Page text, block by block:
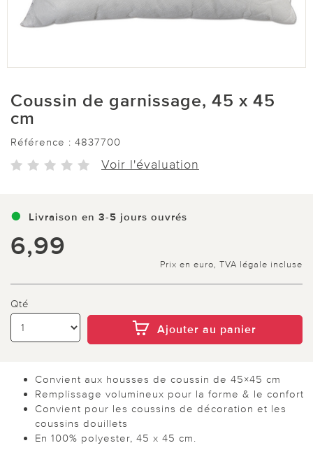
Coussin de garnissage, 45 x 45
cm
Référence : 4837700
Voir l'évaluation
Livraison en 3-5 jours ouvrés
6,99
Prix en euro, TVA légale incluse
Qté
Ajouter au panier
Convient aux housses de coussin de 45×45 cm
Remplissage volumineux pour la forme & le confort
Convient pour les coussins de décoration et les
coussins douillets
En 100% polyester, 45 x 45 cm.